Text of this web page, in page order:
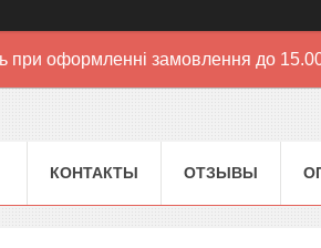
при оформленні замовлення до
КОНТАКТЫ ОТЗЫВЫ